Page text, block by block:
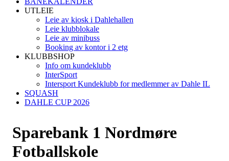
UTLEIE
Leie av kiosk i Dahlehallen
Leie klubblokale
Leie av minibuss
Booking av kontor i 2 etg
KLUBBSHOP
Info om kundeklubb
InterSport
Intersport Kundeklubb for medlemmer av Dahle IL
SQUASH
DAHLE CUP 2026
Sparebank 1 Nordmøre
Fotballskole